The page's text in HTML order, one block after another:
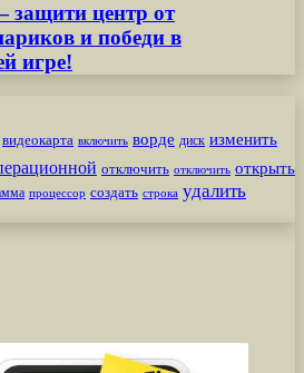
защити центр от
и победи в
игре!
видеокарта включить ворде диск изменить
отключить отключить открыть
процессор создать строка удалить